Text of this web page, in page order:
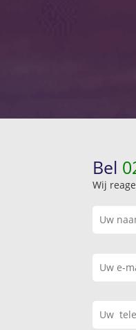
Bel
Wij